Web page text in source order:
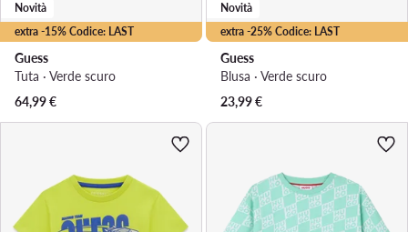
extra -15% Codice: LAST
Novità
Guess
Tuta · Verde scuro
64,99€
extra -25% Codice: LAST
Novità
Guess
Blusa · Verde scuro
23,99€